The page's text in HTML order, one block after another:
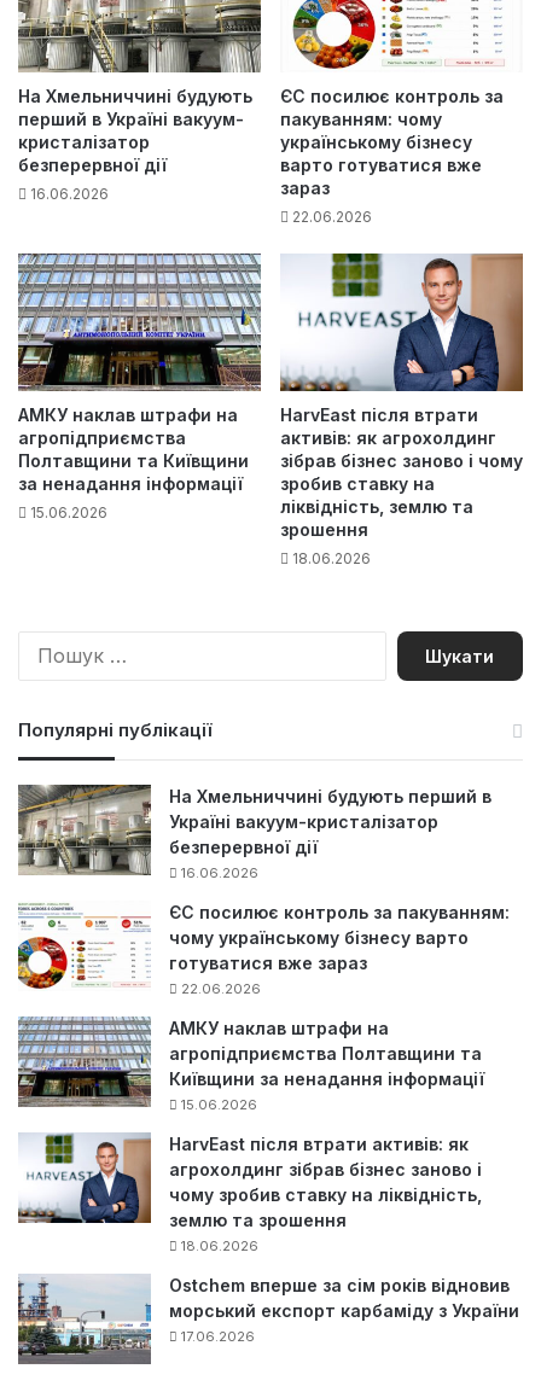
На Хмельниччині будують
перший в Україні вакуум-
кристалізатор
безперервної дії
16.06.2026
ЄС посилює контроль за
пакуванням: чому
українському бізнесу
варто готуватися вже
зараз
22.06.2026
АМКУ наклав штрафи на
агропідприємства
Полтавщини та Київщини
за ненадання інформації
15.06.2026
HarvEast після втрати
активів: як агрохолдинг
зібрав бізнес заново і чому
зробив ставку на
ліквідність, землю та
зрошення
18.06.2026
П
Популярні публікації
На Хмельниччині будують перший в
Україні вакуум-кристалізатор
безперервної дії
16.06.2026
ЄС посилює контроль за пакуванням:
чому українському бізнесу варто
готуватися вже зараз
22.06.2026
АМКУ наклав штрафи на
агропідприємства Полтавщини та
Київщини за ненадання інформації
15.06.2026
HarvEast після втрати активів: як
агрохолдинг зібрав бізнес заново і
чому зробив ставку на ліквідність,
землю та зрошення
18.06.2026
Ostchem вперше за сім років відновив
морський експорт карбаміду з України
17.06.2026